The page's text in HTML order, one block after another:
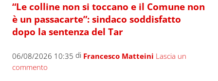
“Le colline non si toccano e il Comune non
è un passacarte”: sindaco soddisfatto
dopo la sentenza del Tar
06/08/2026 10:35 di Francesco Matteini Lascia un
commento